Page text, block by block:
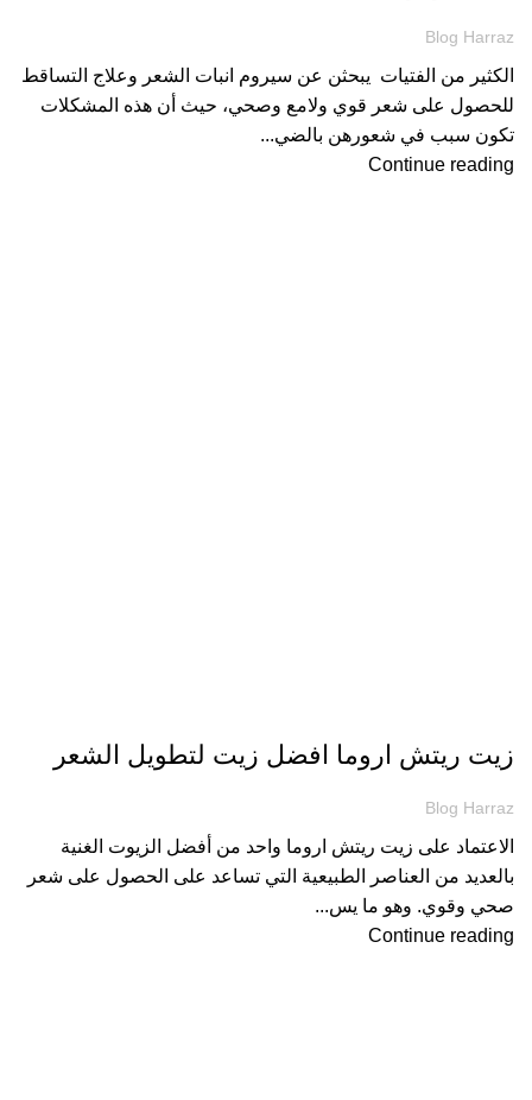
Blog Harraz
الكثير من الفتيات يبحثن عن سيروم انبات الشعر وعلاج التساقط
للحصول على شعر قوي ولامع وصحي، حيث أن هذه المشكلات
تكون سبب في شعورهن بالضي...
Continue reading
زيت ريتش اروما افضل زيت لتطويل الشعر
Blog Harraz
الاعتماد على زيت ريتش اروما واحد من أفضل الزيوت الغنية
بالعديد من العناصر الطبيعية التي تساعد على الحصول على شعر
صحي وقوي. وهو ما يس...
Continue reading